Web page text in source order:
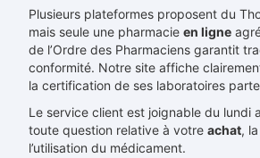
Plusieurs plateformes proposent du
mais seule une pharmacie en ligne
de l’Ordre des Pharmaciens garantit
conformité. Notre site affiche
la certification de ses laboratoires
Le service client est joignable du lundi
toute question relative à votre achat,
l’utilisation du médicament.